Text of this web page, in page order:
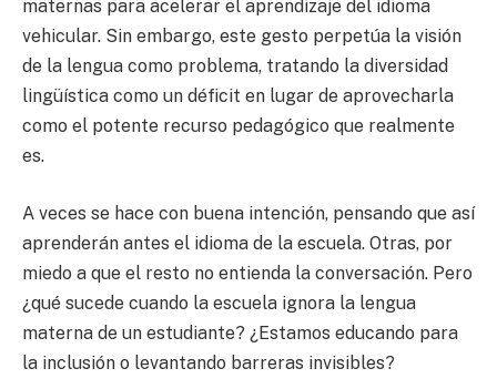
maternas para acelerar el aprendizaje del idioma
vehicular. Sin embargo, este gesto perpetúa la visión
de la lengua como problema, tratando la diversidad
lingüística como un déficit en lugar de aprovecharla
como el potente recurso pedagógico que realmente
es.
A veces se hace con buena intención, pensando que así
aprenderán antes el idioma de la escuela. Otras, por
miedo a que el resto no entienda la conversación. Pero
¿qué sucede cuando la escuela ignora la lengua
materna de un estudiante? ¿Estamos educando para
la inclusión o levantando barreras invisibles?